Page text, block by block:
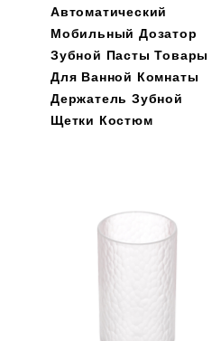
Автоматический
Мобильный Дозатор
Зубной Пасты Товары
Для Ванной Комнаты
Держатель Зубной
Щетки Костюм